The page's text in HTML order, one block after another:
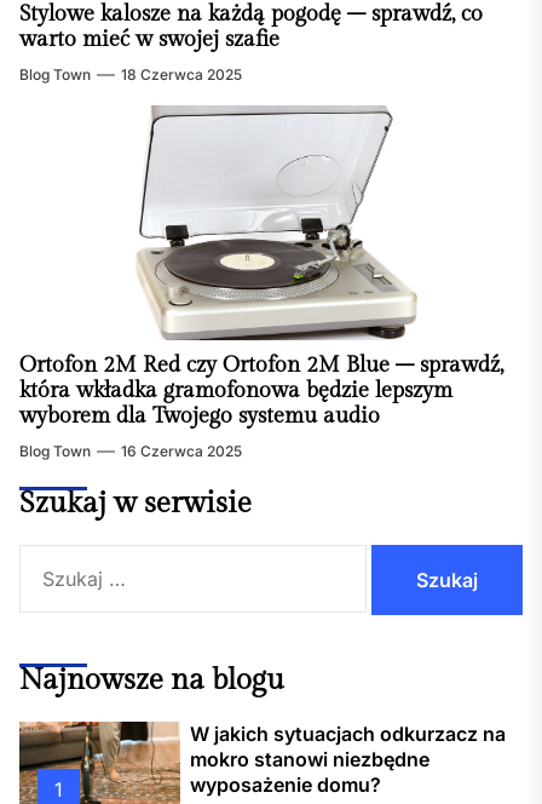
Stylowe kalosze na każdą pogodę – sprawdź, co
warto mieć w swojej szafie
Blog Town 18 Czerwca 2025
Ortofon 2M Red czy Ortofon 2M Blue – sprawdź,
która wkładka gramofonowa będzie lepszym
wyborem dla Twojego systemu audio
Blog Town 16 Czerwca 2025
Szukaj w serwisie
Najnowsze na blogu
1
W jakich sytuacjach odkurzacz na
mokro stanowi niezbędne
wyposażenie domu?